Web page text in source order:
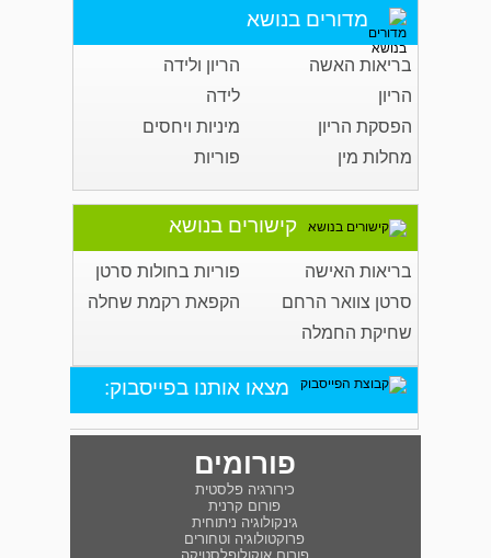
מדורים בנושא
בריאות האשה
הריון ולידה
הריון
לידה
הפסקת הריון
מיניות ויחסים
מחלות מין
פוריות
קישורים בנושא
בריאות האישה
פוריות בחולות סרטן
סרטן צוואר הרחם
הקפאת רקמת שחלה
שחיקת החמלה
מצאו אותנו בפייסבוק:
פורומים
כירורגיה פלסטית
פורום קרנית
גינקולוגיה ניתוחית
פרוקטולוגיה וטחורים